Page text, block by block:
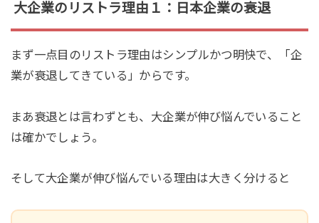
大企業のリストラ理由１：日本企業の衰退
まず一点目のリストラ理由はシンプルかつ明快で、「企
業が衰退してきている」からです。
まあ衰退とは言わずとも、大企業が伸び悩んでいること
は確かでしょう。
そして大企業が伸び悩んでいる理由は大きく分けると